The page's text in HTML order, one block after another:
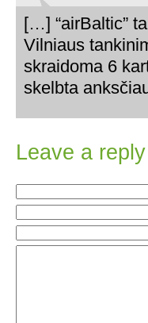
[…] “airBaltic”
Vilniaus
skraidoma 6
skelbta
Leave a reply